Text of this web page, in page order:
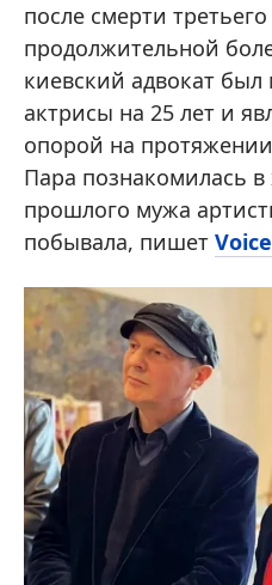
после смерти
продолжительной
киевский адвокат
актрисы на 25 лет и
опорой на
Пара познакомилась
прошлого мужа
побывала, пишет Voice